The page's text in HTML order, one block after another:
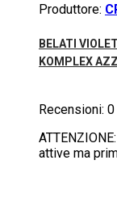
Produttore:
BELATI
KOMPLEX
Recensioni: 0
attive ma